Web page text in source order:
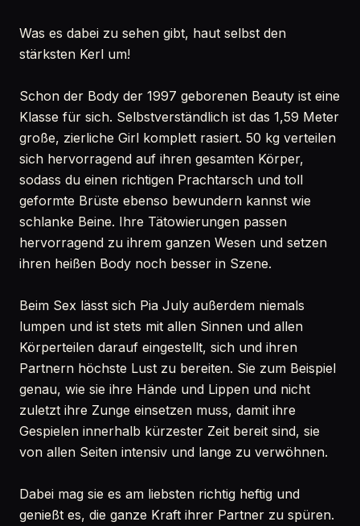
Was es dabei zu sehen gibt, haut selbst den
stärksten Kerl um!
Schon der Body der 1997 geborenen Beauty ist eine
Klasse für sich. Selbstverständlich ist das 1,59 Meter
große, zierliche Girl komplett rasiert. 50 kg verteilen
sich hervorragend auf ihren gesamten Körper,
sodass du einen richtigen Prachtarsch und toll
geformte Brüste ebenso bewundern kannst wie
schlanke Beine. Ihre Tätowierungen passen
hervorragend zu ihrem ganzen Wesen und setzen
ihren heißen Body noch besser in Szene.
Beim Sex lässt sich Pia July außerdem niemals
lumpen und ist stets mit allen Sinnen und allen
Körperteilen darauf eingestellt, sich und ihren
Partnern höchste Lust zu bereiten. Sie zum Beispiel
genau, wie sie ihre Hände und Lippen und nicht
zuletzt ihre Zunge einsetzen muss, damit ihre
Gespielen innerhalb kürzester Zeit bereit sind, sie
von allen Seiten intensiv und lange zu verwöhnen.
Dabei mag sie es am liebsten richtig heftig und
genießt es, die ganze Kraft ihrer Partner zu spüren.